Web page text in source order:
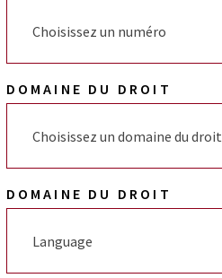
Choisissez un numéro
DOMAINE DU DROIT
Choisissez un domaine du droit
DOMAINE DU DROIT
Language